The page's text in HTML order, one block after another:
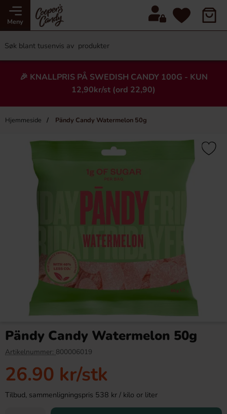
Meny
🎉 KNALLPRIS PÅ SWEDISH CANDY 100G - KUN
12,90kr/st (ord 22,90)
Hjemmeside Pändy Candy Watermelon 50g
Heading
×
649.90 kr
Köp
79.90 kr
Pändy Candy Watermelon 50g
Artikelnummer: 800006019
26.90 kr/stk
Tilbud, sammenligningspris 538 kr / kilo or liter